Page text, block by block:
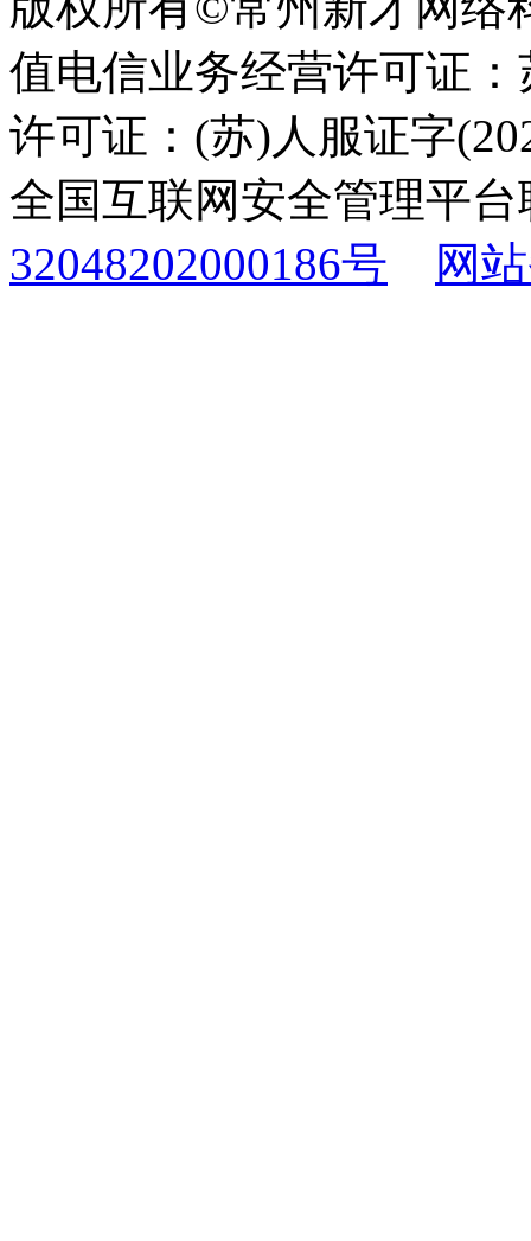
值电信业务经营许可证
许可证：(苏)人服证字
全国互联网安全管理平
32048202000186号
网